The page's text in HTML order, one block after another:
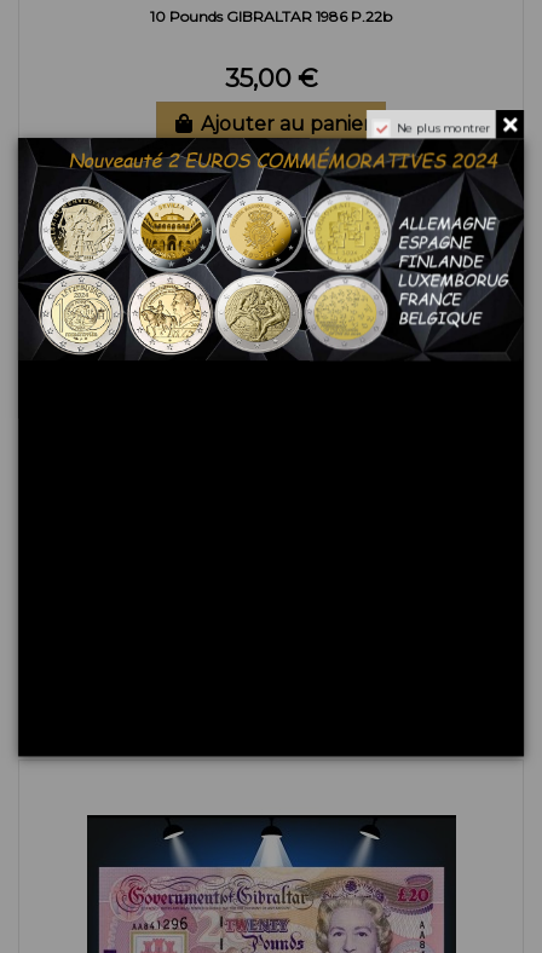
10 Pounds GIBRALTAR 1986 P.22b
35,00 €
Ajouter au panier Ne plus montrer